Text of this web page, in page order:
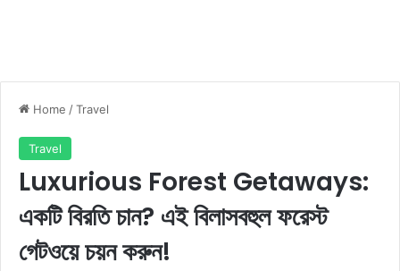
Home /Travel
Travel
Luxurious Forest Getaways:
একটি বিরতি চান? এই বিলাসবহুল ফরেস্ট
গেটওয়ে চয়ন করুন!